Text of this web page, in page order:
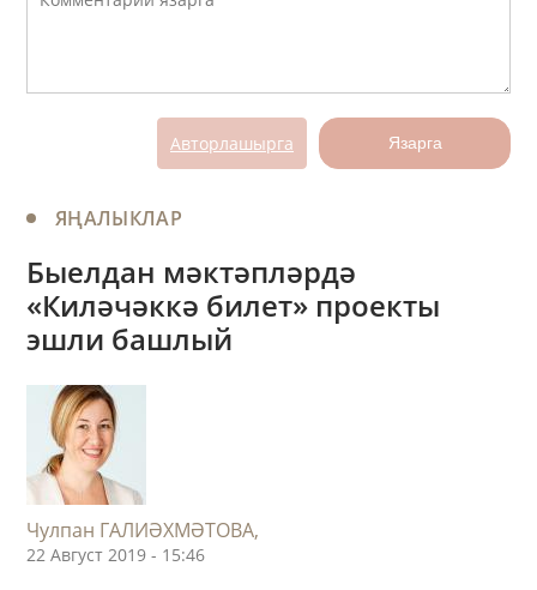
Авторлашырга Язарга
ЯҢАЛЫКЛАР
Быелдан мәктәпләрдә
«Киләчәккә билет» проекты
эшли башлый
Чулпан ГАЛИӘХМӘТОВА,
22 Август 2019 - 15:46